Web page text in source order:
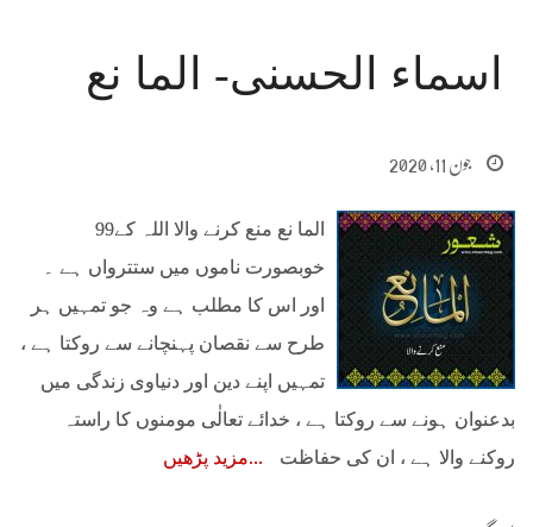
اسماء الحسنى- الما نع
جون 11, 2020
الما نع منع کرنے والا اللہ کے99
خوبصورت ناموں میں ستترواں ہے ۔
اور اس کا مطلب ہے وہ جو تمہیں ہر
طرح سے نقصان پہنچانے سے روکتا ہے ،
تمہیں اپنے دین اور دنیاوی زندگی میں
بدعنوان ہونے سے روکتا ہے ، خدائے تعالٰی مومنوں کا راستہ
روکنے والا ہے ، ان کی حفاظت
مزید پڑھیں